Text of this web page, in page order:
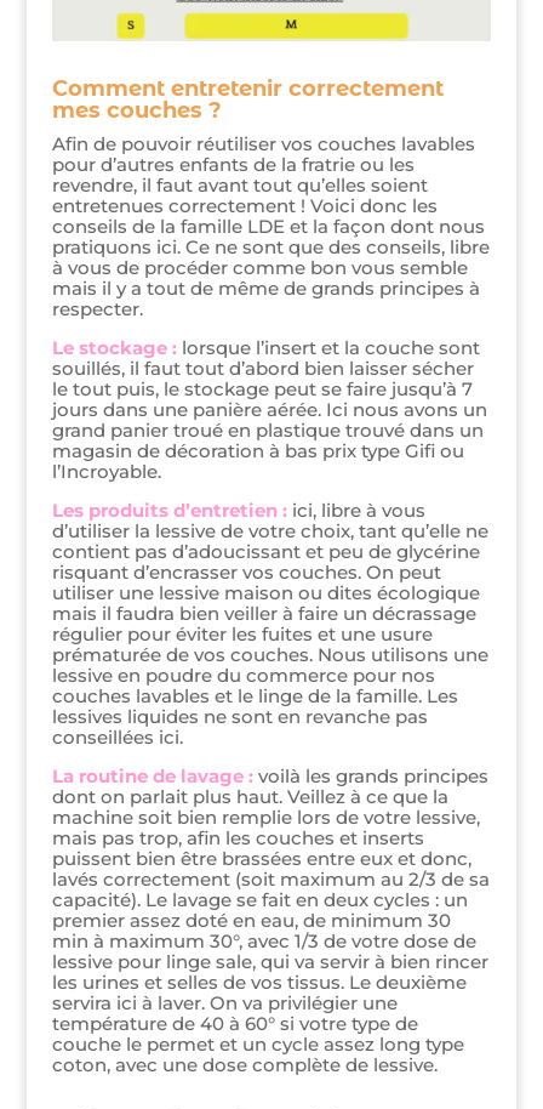
Comment entretenir correctement
mes couches ?
Afin de pouvoir réutiliser vos couches lavables
pour d’autres enfants de la fratrie ou les
revendre, il faut avant tout qu’elles soient
entretenues correctement ! Voici donc les
conseils de la famille LDE et la façon dont nous
pratiquons ici. Ce ne sont que des conseils, libre
à vous de procéder comme bon vous semble
mais il y a tout de même de grands principes à
respecter.
Le stockage :lorsque l’insert et la couche sont
souillés, il faut tout d’abord bien laisser sécher
le tout puis, le stockage peut se faire jusqu’à 7
jours dans une panière aérée. Ici nous avons un
grand panier troué en plastique trouvé dans un
magasin de décoration à bas prix type Gifi ou
l’Incroyable.
Les produits d’entretien :ici, libre à vous
d’utiliser la lessive de votre choix, tant qu’elle ne
contient pas d’adoucissant et peu de glycérine
risquant d’encrasser vos couches. On peut
utiliser une lessive maison ou dites écologique
mais il faudra bien veiller à faire un décrassage
régulier pour éviter les fuites et une usure
prématurée de vos couches. Nous utilisons une
lessive en poudre du commerce pour nos
couches lavables et le linge de la famille. Les
lessives liquides ne sont en revanche pas
conseillées ici.
La routine de lavage :voilà les grands principes
dont on parlait plus haut. Veillez à ce que la
machine soit bien remplie lors de votre lessive,
mais pas trop, afin les couches et inserts
puissent bien être brassées entre eux et donc,
lavés correctement (soit maximum au 2/3 de sa
capacité). Le lavage se fait en deux cycles : un
premier assez doté en eau, de minimum 30
min à maximum 30°, avec 1/3 de votre dose de
lessive pour linge sale, qui va servir à bien rincer
les urines et selles de vos tissus. Le deuxième
servira ici à laver. On va privilégier une
température de 40 à 60° si votre type de
couche le permet et un cycle assez long type
coton, avec une dose complète de lessive.